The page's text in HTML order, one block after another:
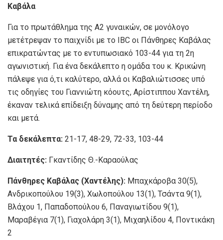
Καβάλα
Για το πρωτάθλημα της Α2 γυναικών, σε μονόλογο
μετέτρεψαν το παιχνίδι με το IBC οι Πάνθηρες Καβάλας
επικρατώντας με το εντυπωσιακό 103-44 για τη 2η
αγωνιστική. Για ένα δεκάλεπτο η ομάδα του κ. Κρικώνη
πάλεψε για ό,τι καλύτερο, αλλά οι Καβαλιώτισσες υπό
τις οδηγίες του Γιαννιώτη κόουτς, Αρίστιππου Χαντέλη,
έκαναν τελικά επίδειξη δύναμης από τη δεύτερη περίοδο
και μετά.
Τα δεκάλεπτα: 21-17, 48-29, 72-33, 103-44
Διαιτητές: Γκαντίδης Θ.-Καραούλας
Πάνθηρες Καβάλας (Χαντέλης): Μπαχκάροβα 30(5),
Ανδρικοπούλου 19(3), Χωλοπούλου 13(1), Τσάντα 9(1),
Βλάχου 1, Παπαδοπούλου 6, Παναγιωτίδου 9(1),
Μαραβέγια 7(1), Γιαχολάρη 3(1), Μιχαηλίδου 4, Ποντικάκη
2